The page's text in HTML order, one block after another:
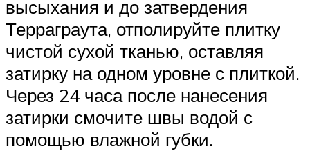
высыхания и до затвердения
Терраграута, отполируйте плитку
чистой сухой тканью, оставляя
затирку на одном уровне с плиткой.
Через 24 часа после нанесения
затирки смочите швы водой с
помощью влажной губки.